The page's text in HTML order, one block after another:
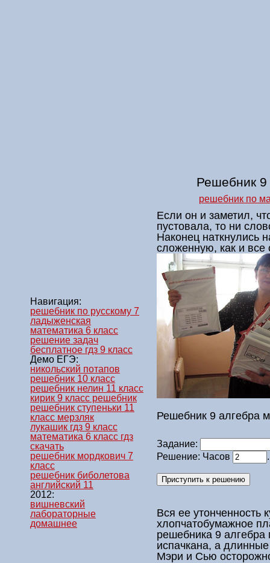
Решебник 9
решебник по
Навигация:
решебник по русскому 7
ладыженская
математика 6 класс
решение задач
бесплатное гдз 9 класс
Демо ЕГЭ:
никольский потапов
решебник 10 класс
решебник нелин 11 класс
кирик 9 класс решебник
решебник ступеньки 11
класс мерзляк
лукашик гдз 9 класс
математика 6 класс гдз
скачать
решебник мордкович 7
класс
решебник биболетова
английский 11
2012:
вишневский
лабораторные
домашнее
Если он и заметил,
пустовала, то ни
Наконец наткнулись
сложенную, как и все
Решебник 9 алгебра
Задание:
Решение: Часов
Вся ее утонченность
хлопчатобумажное
решебника 9 алгебра
испачкана, а
Мэри и Сью